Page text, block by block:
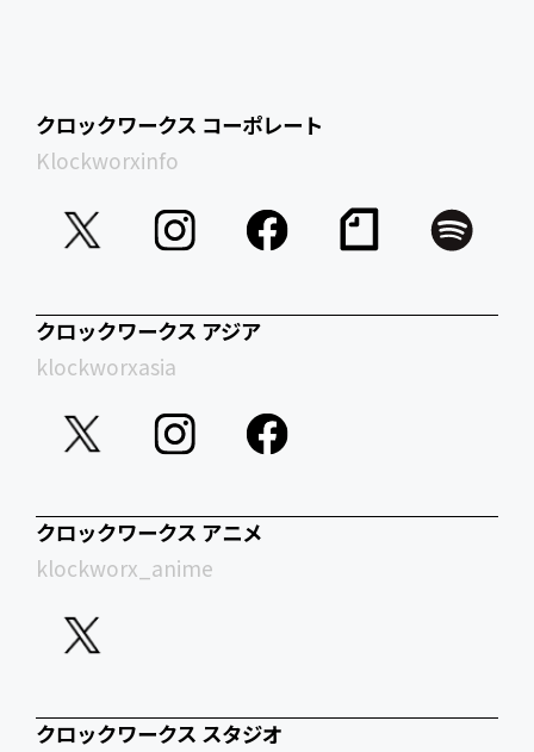
クロックワークス コーポレート
Klockworxinfo
クロックワークス アジア
klockworxasia
クロックワークス アニメ
klockworx_anime
クロックワークス スタジオ